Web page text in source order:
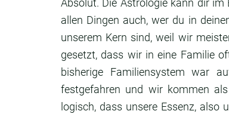
Absolut. Die Astrologie kann dir im
allen Dingen auch,wer du in
unserem Kern sind,weil wir
gesetzt, dass wir in eine Familie
bisherige Familiensystem war
festgefahren und wir kommen
logisch, dass unsere Essenz, also